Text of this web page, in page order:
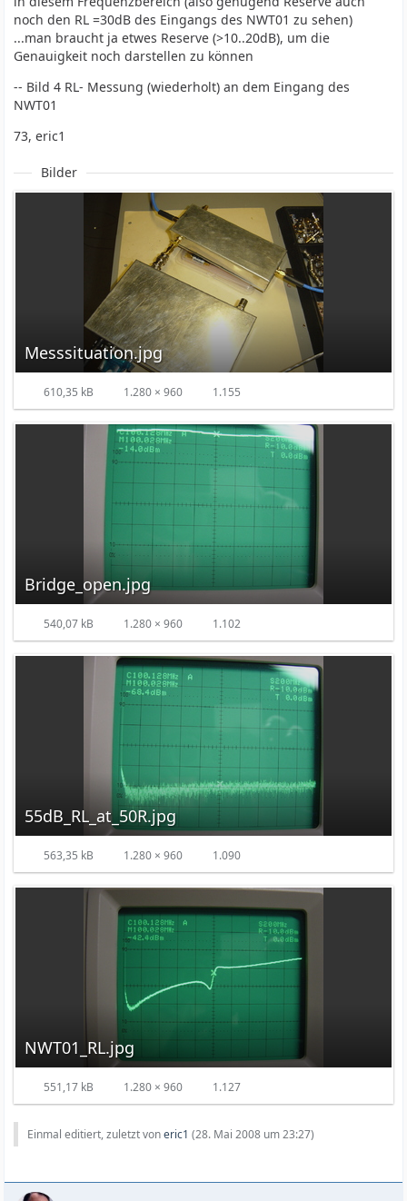
noch den RL =30dB des Eingangs des NWT01 zu sehen)
...man braucht ja etwes Reserve (>10..20dB), um die
Genauigkeit noch darstellen zu können
-- Bild 4 RL- Messung (wiederholt) an dem Eingang des
NWT01
73, eric1
Bilder
Messsituation.jpg
610,35 kB 1.280 × 960 1.155
Bridge_open.jpg
540,07 kB 1.280 × 960 1.102
55dB_RL_at_50R.jpg
563,35 kB 1.280 × 960 1.090
NWT01_RL.jpg
551,17 kB 1.280 × 960 1.127
Einmal editiert, zuletzt voneric1 (28. Mai 2008 um 23:27)